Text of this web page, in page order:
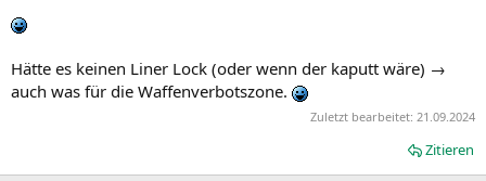
Hätte es keinen Liner Lock (oder wenn der kaputt wäre) →
auch was für die Waffenverbotszone.
Zuletzt bearbeitet: 21.09.2024
Zitieren